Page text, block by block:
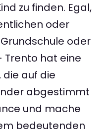
zu finden. Egal,
oder
oder
Trento hat eine
die auf die
abgestimmt
und mache
bedeutenden